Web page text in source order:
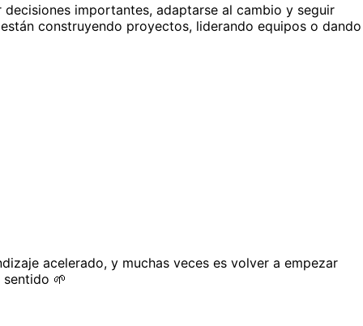
importantes, adaptarse al cambio y seguir
construyendo proyectos, liderando equipos o dando
acelerado, y muchas veces es volver a empezar
🌱